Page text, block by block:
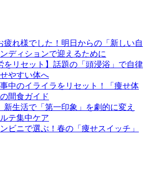
疲れ様でした！明日からの「新しい自
ディションで迎えるために
をリセット】話題の「頭浸浴」で自律
やすい体へ
事中のイライラをリセット！「痩せ体
間食ガイド
新生活で「第一印象」を劇的に変え
テ集中ケア
ビニで選ぶ！春の「痩せスイッチ」